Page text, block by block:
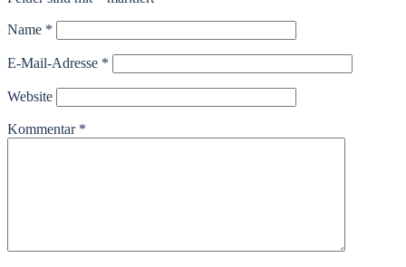
Name *
E-Mail-Adresse *
Website
Kommentar *